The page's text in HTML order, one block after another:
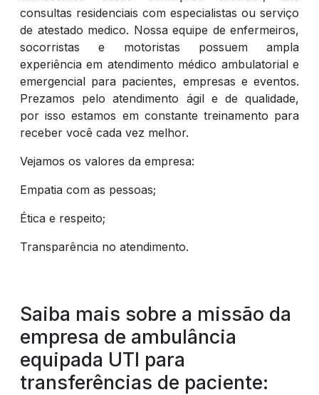
consultas residenciais com especialistas ou serviço
de atestado medico. Nossa equipe de enfermeiros,
socorristas e motoristas possuem ampla
experiência em atendimento médico ambulatorial e
emergencial para pacientes, empresas e eventos.
Prezamos pelo atendimento ágil e de qualidade,
por isso estamos em constante treinamento para
receber você cada vez melhor.
Vejamos os valores da empresa:
Empatia com as pessoas;
Ética e respeito;
Transparência no atendimento.
Saiba mais sobre a missão da
empresa de ambulância
equipada UTI para
transferências de paciente: